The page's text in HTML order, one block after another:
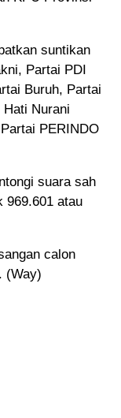
suntikan
Partai PDI
Buruh, Partai
Nurani
PERINDO
suara sah
969.601 atau
calon
(Way)